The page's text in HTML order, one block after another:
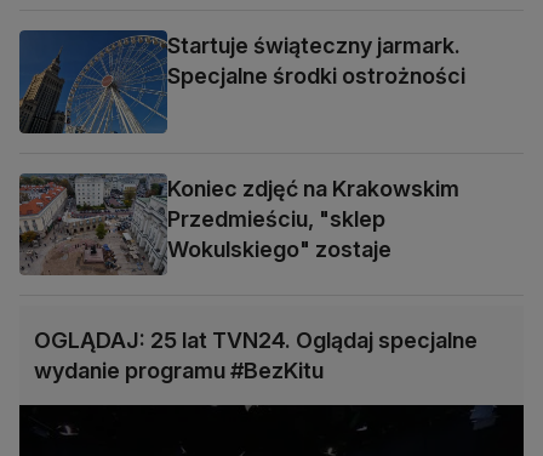
Startuje świąteczny jarmark.
Specjalne środki ostrożności
Koniec zdjęć na Krakowskim
Przedmieściu, "sklep
Wokulskiego" zostaje
OGLĄDAJ: 25 lat TVN24. Oglądaj specjalne
wydanie programu #BezKitu